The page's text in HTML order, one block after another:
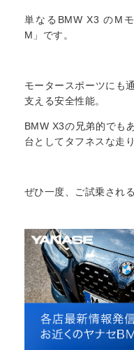
単なるBMW X3 のM
M」です。
モータースポーツにも
支える安全性能。
BMW X3の兄弟的でも
台としてタフネスな走
ぜひ一度、ご試乗され